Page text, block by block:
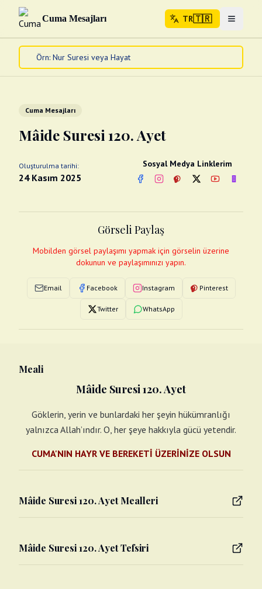
Cuma Mesajları TR🇹🇷 Menuyu
Ana Sayfa
Diğer
Abdest Videoları
Fotograflar
Cuma Mesajları
Mâide Suresi 120. Ayet
Oluşturulma tarihi:
24 Kasım 2025
Sosyal Medya Linklerim
FacebookInstagram
PinterestTwitterYouTube
Görseli Paylaş
Mobilden görsel paylaşımı yapmak için görselin üzerine
dokunun ve paylaşımınızı yapın.
Email Facebook Instagram Pinterest
Twitter WhatsApp
Meali
Mâide Suresi 120. Ayet
Göklerin, yerin ve bunlardaki her şeyin hükümranlığı
yalnızca Allah’ındır. O, her şeye hakkıyla gücü yetendir.
CUMA'NIN HAYR VE BEREKETİ ÜZERİNİZE OLSUN
Mâide Suresi 120. Ayet Mealleri
Mâide Suresi 120. Ayet Tefsiri